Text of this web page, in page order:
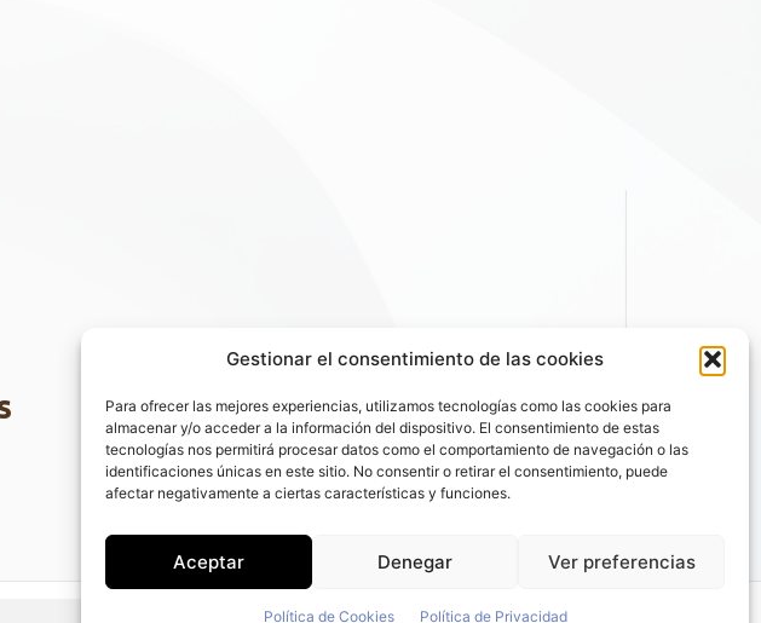
Gestionar el consentimiento de las cookies
Para ofrecer las mejores experiencias, utilizamos tecnologías como las cookies para
almacenar y/o acceder a la información del dispositivo. El consentimiento de estas
tecnologías nos permitirá procesar datos como el comportamiento de navegación o las
identificaciones únicas en este sitio. No consentir o retirar el consentimiento, puede
afectar negativamente a ciertas características y funciones.
Aceptar Denegar Ver preferencias
Política de Cookies Política de Privacidad